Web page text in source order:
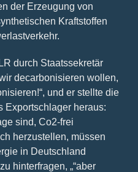
der Erzeugung von
Kraftstoffen
durch Staatssekretär
decarbonisieren wollen,
und er stellte die
Exportschlager heraus:
sind, Co2-frei
herzustellen, müssen
in Deutschland
hinterfragen, „“aber